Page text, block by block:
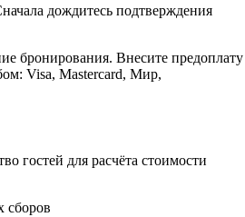
дождитесь подтверждения
бронирования. Внесите предоплату
Visa, Mastercard, Мир,
гостей для расчёта стоимости
сборов